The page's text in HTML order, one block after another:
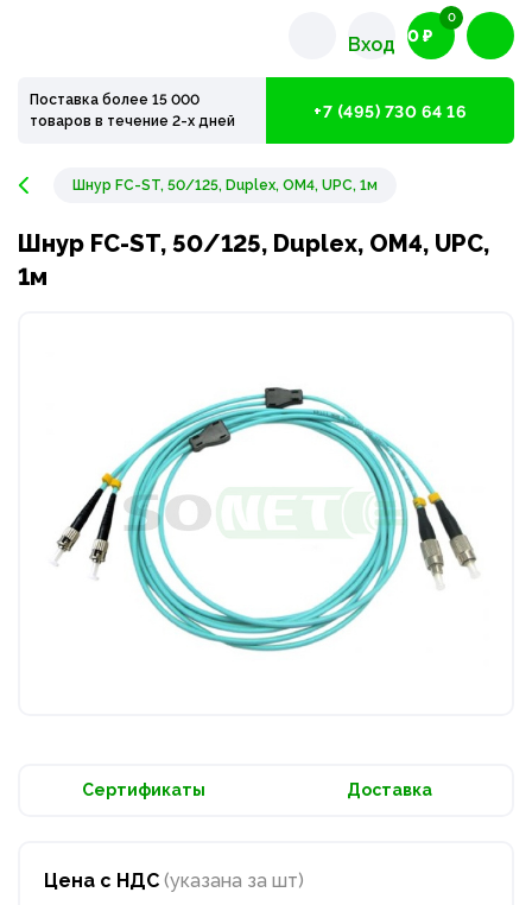
Вход 0 ₽
0
Поставка более 15 000
товаров в течение 2-х дней
+7 (495) 730 64 16
Шнур FC-ST, 50/125, Duplex, OM4, UPC, 1м
Шнур FC-ST, 50/125, Duplex, OM4, UPC,
1м
Сертификаты Доставка
Цена с НДС (указана за шт)